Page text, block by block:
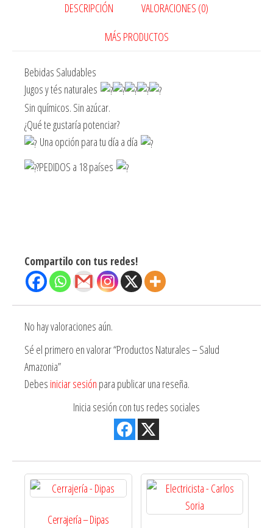
DESCRIPCIÓN
VALORACIONES (0)
MÁS PRODUCTOS
Bebidas Saludables
Jugos y tés naturales
Sin químicos. Sin azúcar.
¿Qué te gustaría potenciar?
Una opción para tu día a día
?PEDIDOS a 18 países
Compartilo con tus redes!
No hay valoraciones aún.
Sé el primero en valorar “Productos Naturales – Salud
Amazonia”
Debes iniciar sesión para publicar una reseña.
Inicia sesión con tus redes sociales
Cerrajería – Dipas